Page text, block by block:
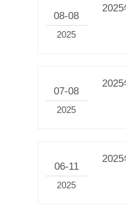
08-08
2025
07-08
2025
06-11
2025